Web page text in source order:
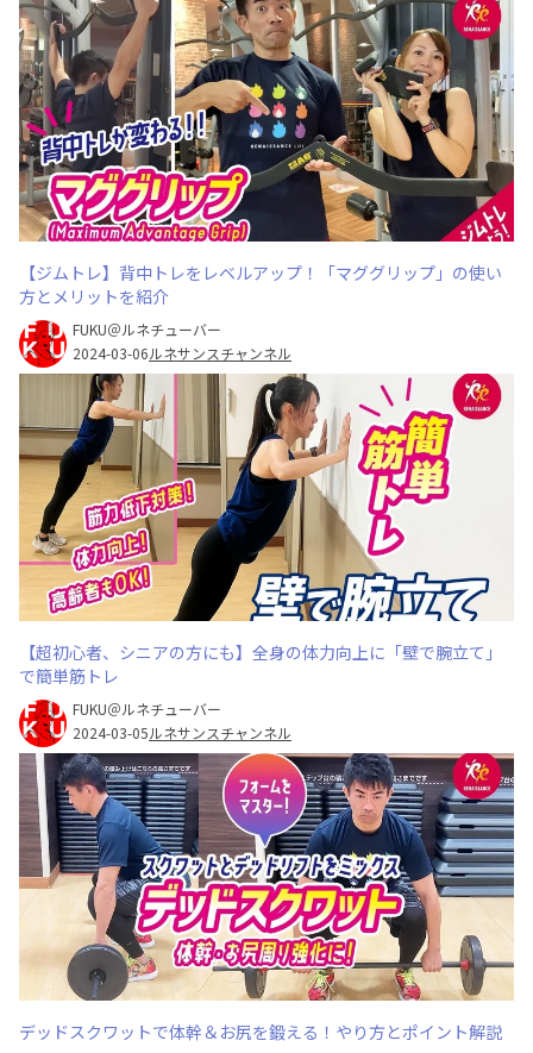
【ジムトレ】背中トレをレベルアップ！「マググリップ」の使い
方とメリットを紹介
FUKU＠ルネチューバー
2024-03-06ルネサンスチャンネル
【超初心者、シニアの方にも】全身の体力向上に「壁で腕立て」
で簡単筋トレ
FUKU＠ルネチューバー
2024-03-05ルネサンスチャンネル
デッドスクワットで体幹＆お尻を鍛える！やり方とポイント解説